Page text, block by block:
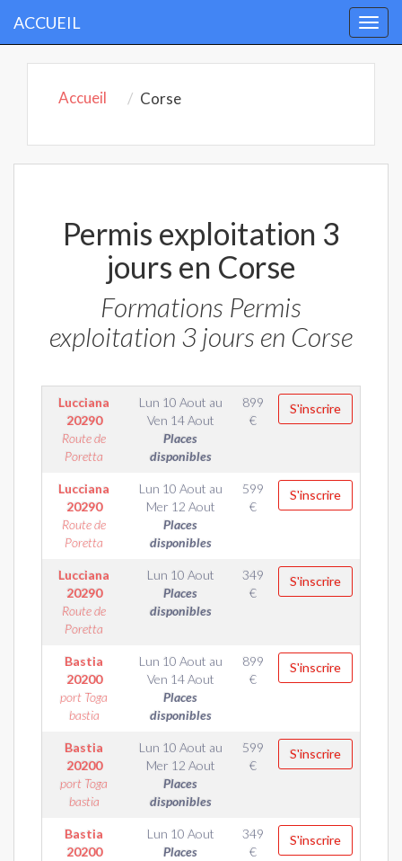
ACCUEIL
Accueil Corse
Permis exploitation 3
jours en Corse
Formations Permis
exploitation 3 jours en Corse
Lucciana
20290
Route de
Poretta
Lun 10 Aout au
Ven 14 Aout
Places
disponibles
899
€
S'inscrire
Lucciana
20290
Route de
Poretta
Lun 10 Aout au
Mer 12 Aout
Places
disponibles
599
€
S'inscrire
Lucciana
20290
Route de
Poretta
Lun 10 Aout
Places
disponibles
349
€
S'inscrire
Bastia
20200
port Toga
bastia
Lun 10 Aout au
Ven 14 Aout
Places
disponibles
899
€
S'inscrire
Bastia
20200
port Toga
bastia
Lun 10 Aout au
Mer 12 Aout
Places
disponibles
599
€
S'inscrire
Bastia
20200
Lun 10 Aout
Places
349
€
S'inscrire